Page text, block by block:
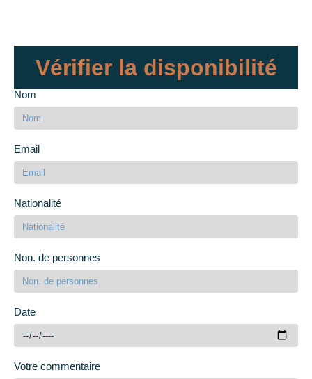
Vérifier la disponibilité
Nom
Email
Nationalité
Non. de personnes
Date
Votre commentaire